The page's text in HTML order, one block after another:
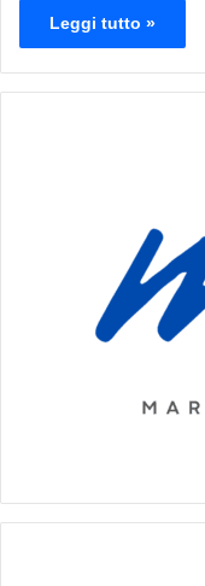
Leggi tutto »